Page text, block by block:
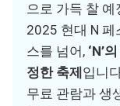
으로 가득 찰 예
2025 현대 N 페
스를 넘어, ‘N’
정한 축제 입니
무료 관람과 생